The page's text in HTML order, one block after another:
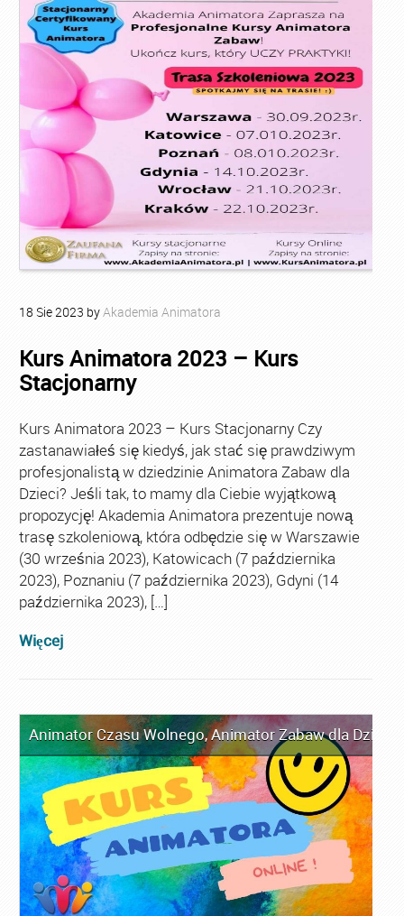
18 Sie2023 byAkademia Animatora
Kurs Animatora 2023 – Kurs
Stacjonarny
Kurs Animatora 2023 – Kurs Stacjonarny Czy
zastanawiałeś się kiedyś, jak stać się prawdziwym
profesjonalistą w dziedzinie Animatora Zabaw dla
Dzieci? Jeśli tak, to mamy dla Ciebie wyjątkową
propozycję! Akademia Animatora prezentuje nową
trasę szkoleniową, która odbędzie się w Warszawie
(30 września 2023), Katowicach (7 października
2023), Poznaniu (7 października 2023), Gdyni (14
października 2023), […]
Więcej
Animator Czasu Wolnego,Animator Zabaw dla Dzieci